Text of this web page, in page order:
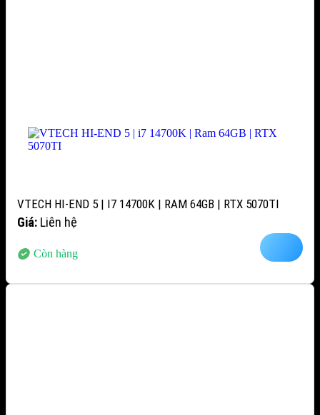
VTECH HI-END 5 | I7 14700K | RAM 64GB | RTX 5070TI
Giá: Liên hệ
Còn hàng